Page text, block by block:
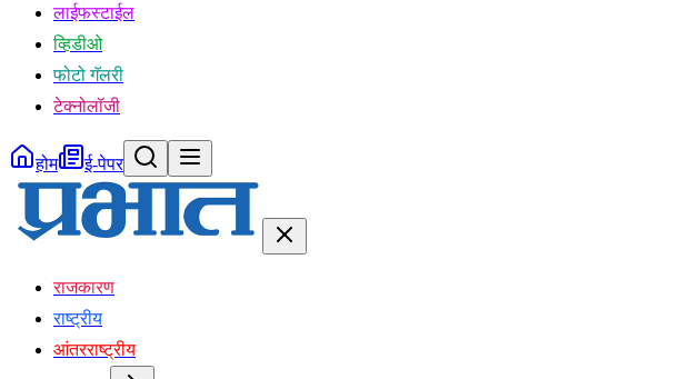
लाईफस्टाईल
व्हिडीओ
फोटो गॅलरी
टेक्नोलॉजी
होम ई-पेपर
राजकारण
राष्ट्रीय
आंतरराष्ट्रीय